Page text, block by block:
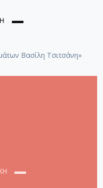
Βασίλη Τσιτσάνη»